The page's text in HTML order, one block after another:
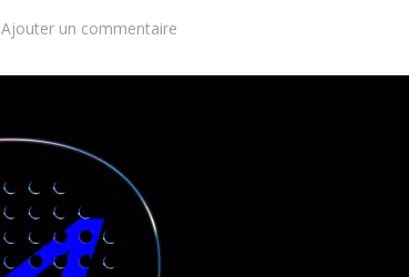
Ajouter un commentaire